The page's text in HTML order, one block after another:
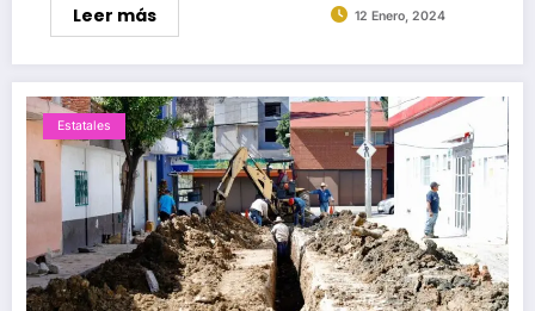
Leer más 12 Enero, 2024
Estatales